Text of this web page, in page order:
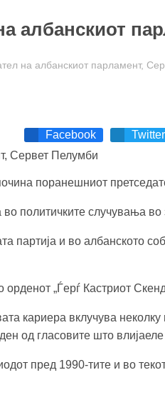
албанскиот
на албанскиот парламент,
Facebook Twitter
поранешниот
политичките случувања
партија и во албанското
„Ѓерѓ Кастриот
кариера вклучува
од гласовите што
пред 1990-тите и во